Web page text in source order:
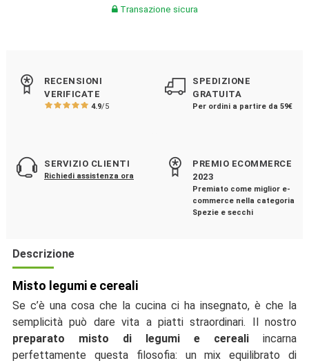
Transazione sicura
RECENSIONI
VERIFICATE
4.9/5
SPEDIZIONE
GRATUITA
Per ordini a partire da 59€
SERVIZIO CLIENTI
Richiedi assistenza ora
PREMIO ECOMMERCE
2023
Premiato come miglior e-
commerce nella categoria
Spezie e secchi
Descrizione
Misto legumi e cereali
Se c’è una cosa che la cucina ci ha insegnato, è che la
semplicità può dare vita a piatti straordinari. Il nostro
preparato misto di legumi e cereali incarna
perfettamente questa filosofia: un mix equilibrato di